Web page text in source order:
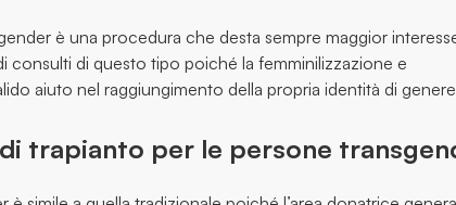
è una procedura che desta sempre maggior
di questo tipo poiché la femminilizzazione e
aiuto nel raggiungimento della propria identità di
trapianto per le persone